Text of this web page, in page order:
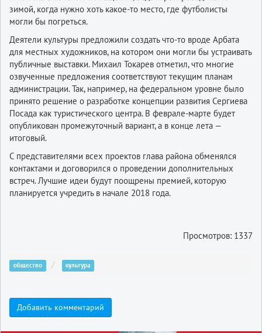
зимой, когда нужно хоть какое-то место, где футболисты
могли бы погреться.
Деятели культуры предложили создать что-то вроде Арбата
для местных художников, на котором они могли бы устраивать
публичные выставки. Михаил Токарев отметил, что многие
озвученные предложения соответствуют текущим планам
администрации. Так, например, на федеральном уровне было
принято решение о разработке концепции развития Сергиева
Посада как туристического центра. В феврале-марте будет
опубликован промежуточный вариант, а в конце лета —
итоговый.
С представителями всех проектов глава района обменялся
контактами и договорился о проведении дополнительных
встреч. Лучшие идеи будут поощрены премией, которую
планируется учредить в начале 2018 года.
Просмотров: 1337
общество культура
Добавить комментарий